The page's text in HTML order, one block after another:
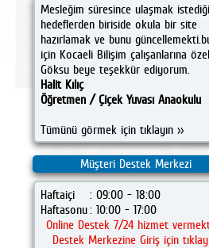
Mesleğim süresince ulaşmak
hedeflerden biriside okula bir site
hazırlamak ve bunu
için Kocaeli Bilişim çalışanlarına
Göksu beye teşekkür ediyorum.
Halit Kılıç
Öğretmen / Çiçek Yuvası Anaokulu
Tümünü görmek için tıklayın >>
Müşteri Destek Merkezi
Haftaiçi
: 09:00 - 18:00
Haftasonu: 10:00 - 17:00
Online Destek 7/24 hizmet
Destek Merkezine Giriş için